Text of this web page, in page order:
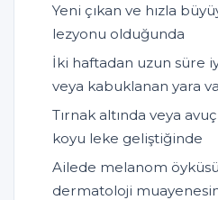
Yeni çıkan ve hızla
lezyonu olduğunda
İki haftadan uzun süre
veya kabuklanan yara
Tırnak altında veya
koyu leke geliştiğinde
Ailede melanom öyküsü
dermatoloji